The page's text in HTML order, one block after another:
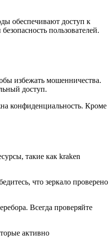
обеспечивают доступ к
пользователей.
избежать мошенничества.
доступ.
конфиденциальность. Кроме
такие как kraken
что зеркало проверено
Всегда проверяйте
активно